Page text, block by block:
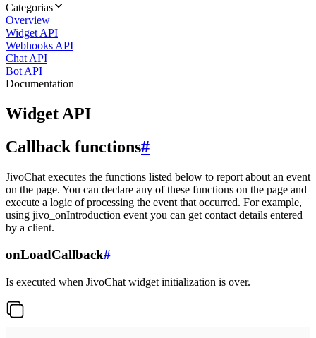
Categorias
Overview
Widget API
Webhooks API
Chat API
Bot API
Documentation
Widget API
Callback functions#
JivoChat executes the functions listed below to report about an event
on the page. You can declare any of these functions on the page and
execute a logic of processing the event that occurred. For example,
using jivo_onIntroduction event you can get contact details entered
by a client.
onLoadCallback#
Is executed when JivoChat widget initialization is over.